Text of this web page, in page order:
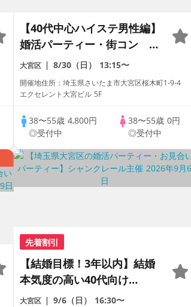
【40代中心ハイステ男性編】
婚活パーティー・街コン ～
真剣な出会い～
大宮区 8/30（日） 13:15〜
開催地住所：埼玉県さいたま市大宮区桜木町1-9-4
エクセレント大宮ビル 5F
38〜55歳 4,800円
◎受付中
38〜55歳0円
◎受付中
先着割引
【結婚目標！3年以内】結婚
本気度の高い40代向け
Party♪
大宮区 9/6（日） 16:30〜